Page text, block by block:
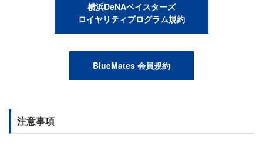
横浜DeNAベイスターズ
ロイヤリティプログラム規約
BlueMates 会員規約
注意事項